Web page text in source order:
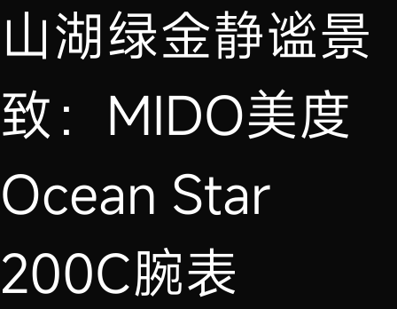
山湖绿金静谧景
致：MIDO美度
Ocean Star
200C腕表